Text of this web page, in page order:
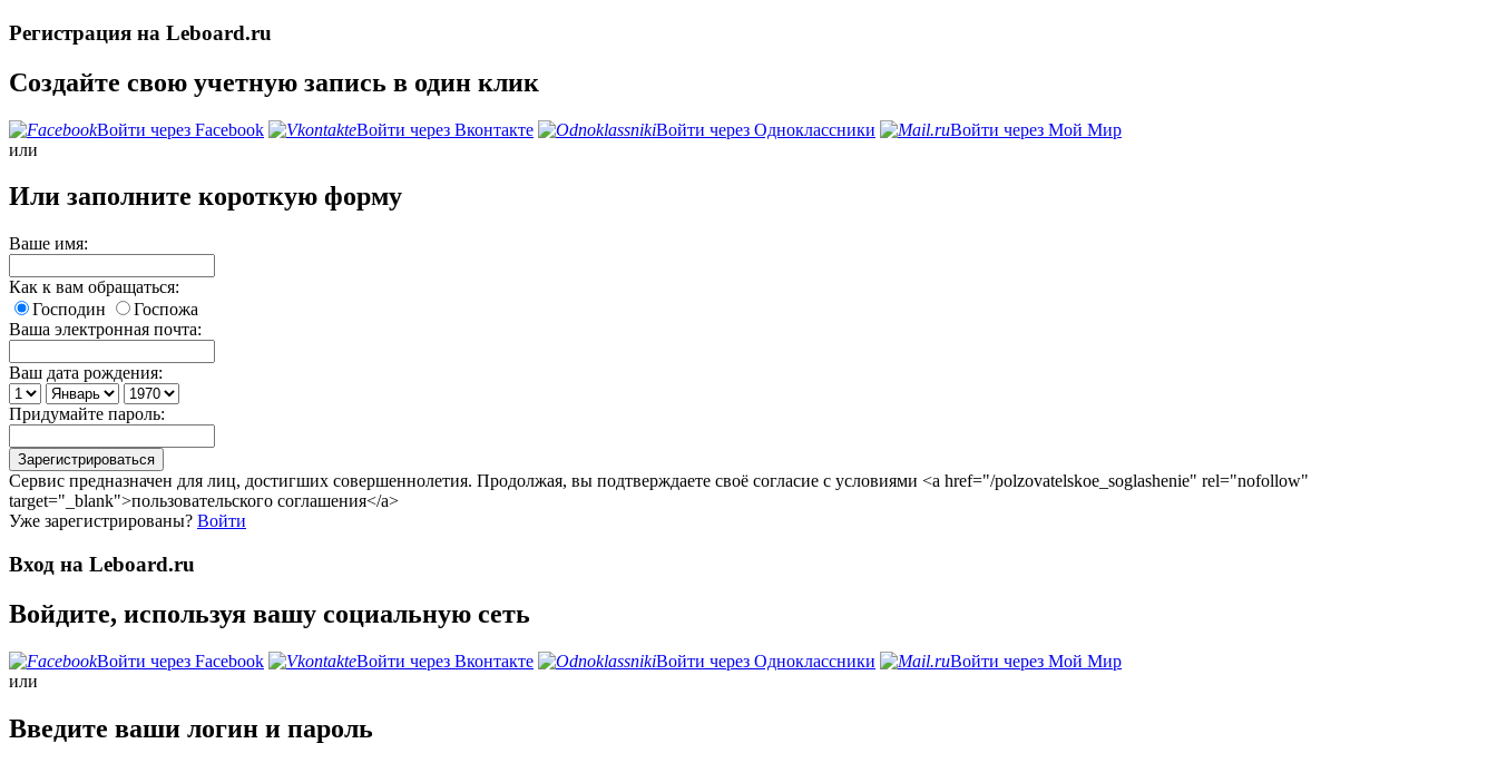
Регистрация на Leboard.ru
Создайте свою учетную запись в один клик
Войти через Facebook Войти через Вконтакте Войти через Одноклассники
Войти через Мой Мир
или
Или заполните короткую форму
Ваше имя:
Как к вам обращаться:
Господин
Госпожа
Ваша электронная почта:
Ваш дата рождения:
Придумайте пароль:
Сервис предназначен для лиц, достигших совершеннолетия. Продолжая, вы подтверждаете своё согласие с условиями <a href="/polzovatelskoe_soglashenie" rel="nofollow"
target="_blank">пользовательского соглашения</a>
Уже зарегистрированы? Войти
Вход на Leboard.ru
Войдите, используя вашу социальную сеть
Войти через Facebook Войти через Вконтакте Войти через Одноклассники
Войти через Мой Мир
или
Введите ваши логин и пароль